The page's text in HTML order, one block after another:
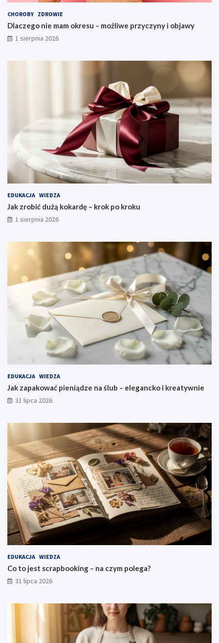
CHOROBY ZDROWIE
Dlaczego nie mam okresu – możliwe przyczyny i objawy
1 sierpnia 2026
EDUKACJA WIEDZA
Jak zrobić dużą kokardę – krok po kroku
1 sierpnia 2026
EDUKACJA WIEDZA
Jak zapakować pieniądze na ślub – elegancko i kreatywnie
31 lipca 2026
EDUKACJA WIEDZA
Co to jest scrapbooking – na czym polega?
31 lipca 2026